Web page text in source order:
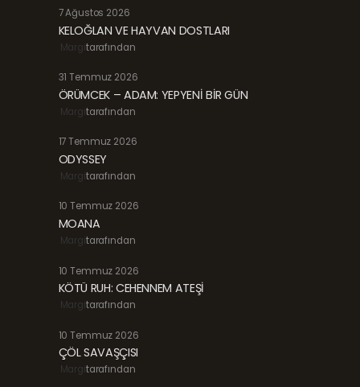
7 Ağustos 2026
KELOĞLAN VE HAYVAN DOSTLARI
Margitarafından
31 Temmuz 2026
ÖRÜMCEK – ADAM: YEPYENİ BİR GÜN
Margitarafından
17 Temmuz 2026
ODYSSEY
Margitarafından
10 Temmuz 2026
MOANA
Margitarafından
10 Temmuz 2026
KÖTÜ RUH: CEHENNEM ATEŞİ
Margitarafından
10 Temmuz 2026
ÇÖL SAVAŞÇISI
Margitarafından